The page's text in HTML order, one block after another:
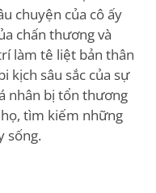
chuyện của cô ấy
chấn thương và
làm tê liệt bản thân
kịch sâu sắc của sự
nhân bị tổn thương
tìm kiếm những
sống.